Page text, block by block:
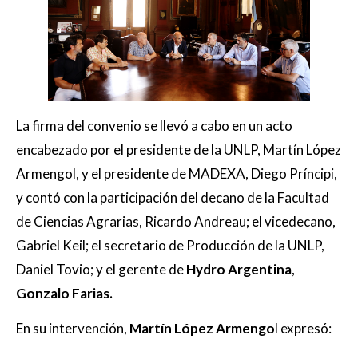
La firma del convenio se llevó a cabo en un acto
encabezado por el presidente de la UNLP, Martín López
Armengol, y el presidente de MADEXA, Diego Príncipi,
y contó con la participación del decano de la Facultad
de Ciencias Agrarias, Ricardo Andreau; el vicedecano,
Gabriel Keil; el secretario de Producción de la UNLP,
Daniel Tovio; y el gerente deHydro Argentina,
Gonzalo Farias.
En su intervención, Martín López Armengol expresó: